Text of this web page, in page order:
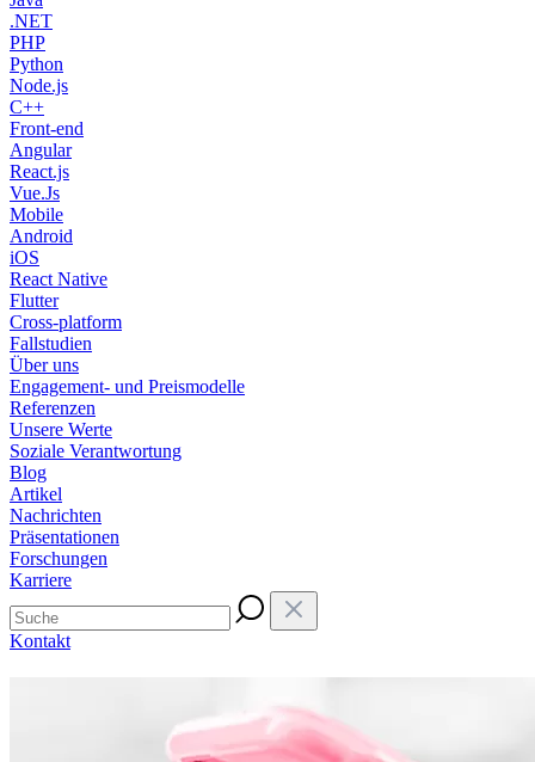
.NET
PHP
Python
Node.js
C++
Front-end
Angular
React.js
Vue.Js
Mobile
Android
iOS
React Native
Flutter
Cross-platform
Fallstudien
Über uns
Engagement- und Preismodelle
Referenzen
Unsere Werte
Soziale Verantwortung
Blog
Artikel
Nachrichten
Präsentationen
Forschungen
Karriere
Kontakt